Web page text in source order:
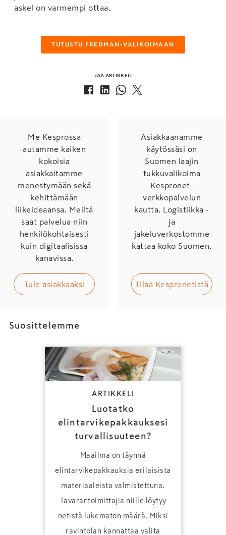
askel on varmempi ottaa.
TUTUSTU FREDMAN-VALIKOIMAAN
JAA ARTIKKELI
Me Kesprossa
autamme kaiken
kokoisia
asiakkaitamme
menestymään sekä
kehittämään
liikeideaansa. Meiltä
saat palvelua niin
henkilökohtaisesti
kuin digitaalisissa
kanavissa.
Tule asiakkaaksi
Asiakkaanamme
käytössäsi on
Suomen laajin
tukkuvalikoima
Kespronet-
verkkopalvelun
kautta. Logistiikka -
ja
jakeluverkostomme
kattaa koko Suomen.
Tilaa Kespronetistä
Suosittelemme
ARTIKKELI
Luotatko
elintarvikepakkauksesi
turvallisuuteen?
Maailma on täynnä
elintarvikepakkauksia erilaisista
materiaaleista valmistettuna.
Tavarantoimittajia niille löytyy
netistä lukematon määrä. Miksi
ravintolan kannattaa valita